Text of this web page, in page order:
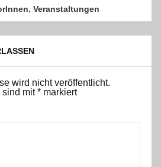
,Veranstaltungen
wird nicht veröffentlicht.
sind mit* markiert